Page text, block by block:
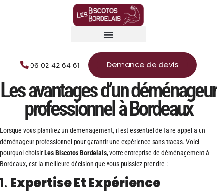
06 02 42 64 61 Demande de devis
Les avantages d’un déménageur
professionnel à Bordeaux
Lorsque vous planifiez un déménagement, il est essentiel de faire appel à un
déménageur professionnel pour garantir une expérience sans tracas. Voici
pourquoi choisirLes Biscotos Bordelais, votre entreprise de déménagement à
Bordeaux, est la meilleure décision que vous puissiez prendre :
1. Expertise Et Expérience